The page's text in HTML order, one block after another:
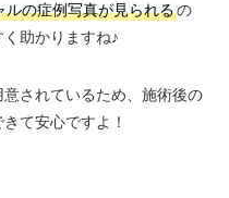
の症例写真が見られるの
助かりますね♪
されているため、施術後の
て安心ですよ！